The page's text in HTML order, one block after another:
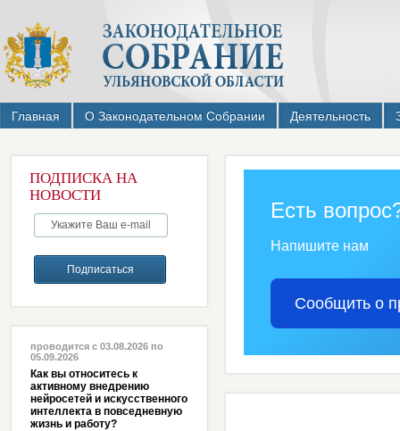
Главная О Законодательном Собрании Деятельность
ПОДПИСКА НА
НОВОСТИ
проводится с 03.08.2026 по
05.09.2026
Как вы относитесь к
активному внедрению
нейросетей и искусственного
интеллекта в повседневную
жизнь и работу?
Есть
Напишите нам
Сообщить о